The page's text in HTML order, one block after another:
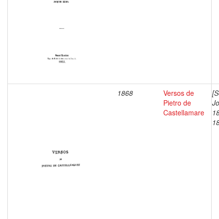
1868
Versos de
Pietro de
Castellamare